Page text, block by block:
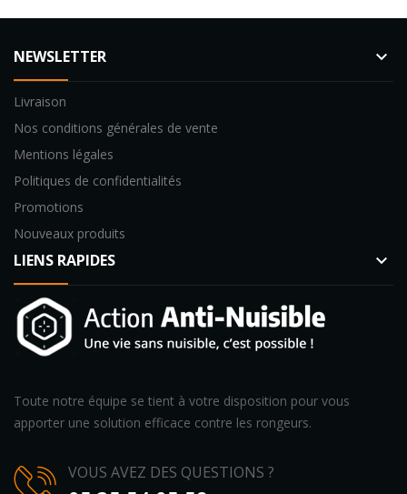
NEWSLETTER keyboard_arrow_down
Livraison
Nos conditions générales de vente
Mentions légales
Politiques de confidentialités
Promotions
Nouveaux produits
LIENS RAPIDES keyboard_arrow_down
Toute notre équipe se tient à votre disposition pour vous
apporter une solution efficace contre les rongeurs.
VOUS AVEZ DES QUESTIONS ?